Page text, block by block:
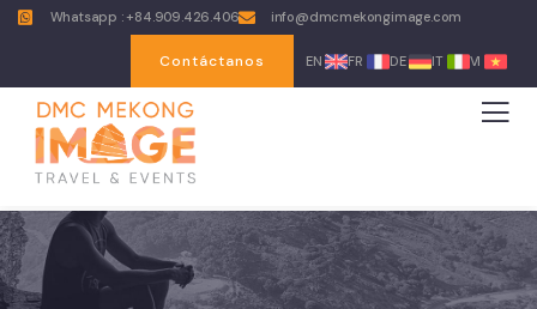
Whatsapp : +84.909.426.406 info@dmcmekongimage.com
Contáctanos EN FR DE IT VI